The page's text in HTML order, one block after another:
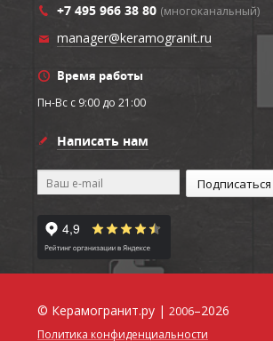
+7 495 966 38 80 (многоканальный)
manager@keramogranit.ru
Время работы
Пн-Вс c 9:00 до 21:00
Написать нам
© Керамогранит.ру | 2006–2026
Политика конфиденциальности